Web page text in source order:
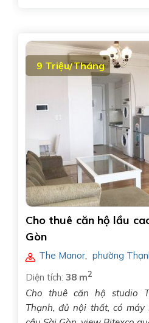
9 Triệu/Tháng
Cho thuê căn hộ lầu
Gòn
The Manor
phường
Diện tích: 38 m2
Cho thuê căn hộ studio
Thạnh, đủ nội thất, có máy